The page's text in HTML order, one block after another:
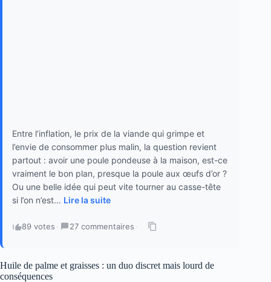
Entre l’inflation, le prix de la viande qui grimpe et
l’envie de consommer plus malin, la question revient
partout : avoir une poule pondeuse à la maison, est-ce
vraiment le bon plan, presque la poule aux œufs d’or ?
Ou une belle idée qui peut vite tourner au casse-tête
si l’on n’est... Lire la suite
89 votes · 27 commentaires ·
Huile de palme et graisses : un duo discret mais lourd de
conséquences